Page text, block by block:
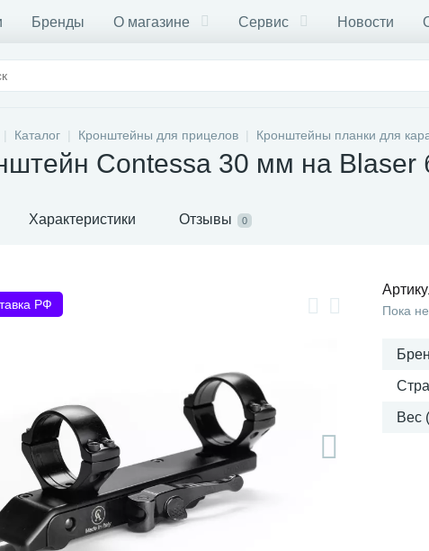
Бренды О магазине Сервис Новости
Каталог Кронштейны для прицелов Кронштейны планки для
Contessa 30 мм на
Характеристики Отзывы 0
РФ Пока
Вес